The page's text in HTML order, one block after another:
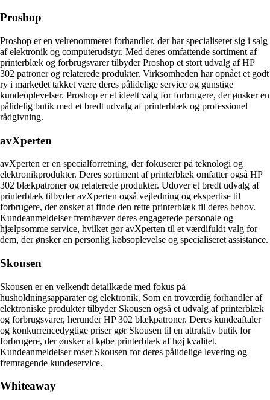
Proshop
Proshop er en velrenommeret forhandler, der har specialiseret sig i salg
af elektronik og computerudstyr. Med deres omfattende sortiment af
printerblæk og forbrugsvarer tilbyder Proshop et stort udvalg af HP
302 patroner og relaterede produkter. Virksomheden har opnået et godt
ry i markedet takket være deres pålidelige service og gunstige
kundeoplevelser. Proshop er et ideelt valg for forbrugere, der ønsker en
pålidelig butik med et bredt udvalg af printerblæk og professionel
rådgivning.
avXperten
avXperten er en specialforretning, der fokuserer på teknologi og
elektronikprodukter. Deres sortiment af printerblæk omfatter også HP
302 blækpatroner og relaterede produkter. Udover et bredt udvalg af
printerblæk tilbyder avXperten også vejledning og ekspertise til
forbrugere, der ønsker at finde den rette printerblæk til deres behov.
Kundeanmeldelser fremhæver deres engagerede personale og
hjælpsomme service, hvilket gør avXperten til et værdifuldt valg for
dem, der ønsker en personlig købsoplevelse og specialiseret assistance.
Skousen
Skousen er en velkendt detailkæde med fokus på
husholdningsapparater og elektronik. Som en troværdig forhandler af
elektroniske produkter tilbyder Skousen også et udvalg af printerblæk
og forbrugsvarer, herunder HP 302 blækpatroner. Deres kundeaftaler
og konkurrencedygtige priser gør Skousen til en attraktiv butik for
forbrugere, der ønsker at købe printerblæk af høj kvalitet.
Kundeanmeldelser roser Skousen for deres pålidelige levering og
fremragende kundeservice.
Whiteaway